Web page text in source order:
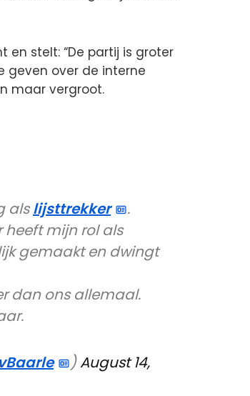
en stelt: “De partij is groter
geven over de interne
maar vergroot.
alslijsttrekker
.
mijn rol als
gemaakt en dwingt
dan ons allemaal.
)August 14,